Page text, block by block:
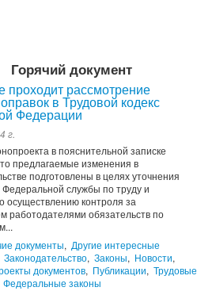
Горячий документ
проходит рассмотрение
в Трудовой кодекс
Федерации
г.
в пояснительной записке
предлагаемые изменения в
подготовлены в целях уточнения
службы по труду и
осуществлению контроля за
работодателями обязательств по
документы, Другие интересные
Законодательство, Законы, Новости,
документов, Публикации, Трудовые
Федеральные законы